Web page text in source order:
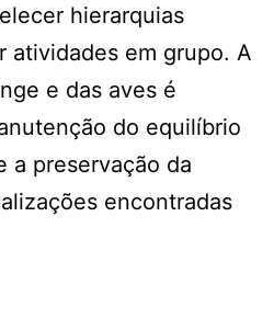
hierarquias
atividades em grupo. A
e das aves é
do equilíbrio
a preservação da
encontradas